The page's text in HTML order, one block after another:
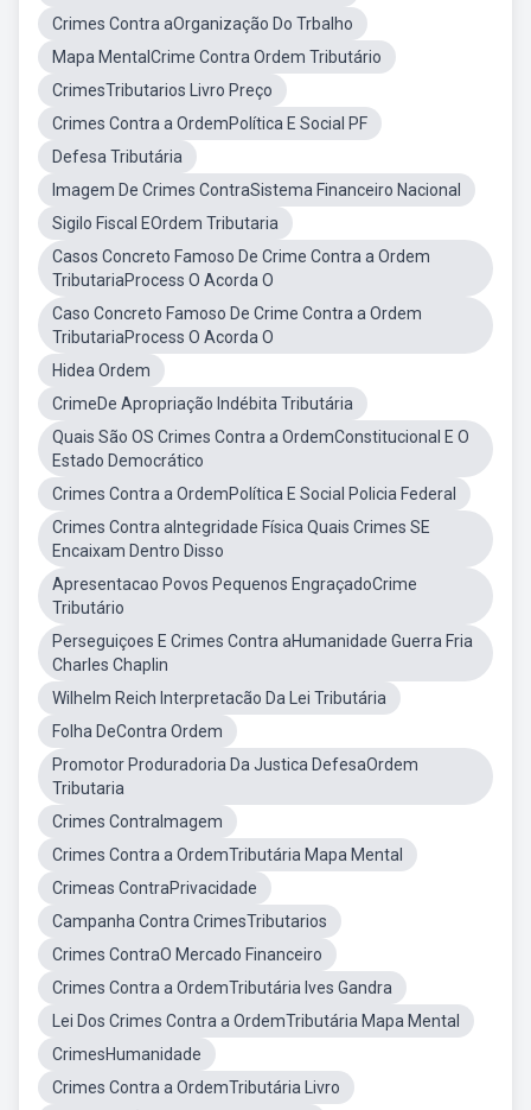
Crimes Contra aOrganização Do Trbalho
Mapa MentalCrime Contra Ordem Tributário
CrimesTributarios Livro Preço
Crimes Contra a OrdemPolítica E Social PF
Defesa Tributária
Imagem De Crimes ContraSistema Financeiro Nacional
Sigilo Fiscal EOrdem Tributaria
Casos Concreto Famoso De Crime Contra a Ordem
TributariaProcess O Acorda O
Caso Concreto Famoso De Crime Contra a Ordem
TributariaProcess O Acorda O
Hidea Ordem
CrimeDe Apropriação Indébita Tributária
Quais São OS Crimes Contra a OrdemConstitucional E O
Estado Democrático
Crimes Contra a OrdemPolítica E Social Policia Federal
Crimes Contra aIntegridade Física Quais Crimes SE
Encaixam Dentro Disso
Apresentacao Povos Pequenos EngraçadoCrime
Tributário
Perseguiçoes E Crimes Contra aHumanidade Guerra Fria
Charles Chaplin
Wilhelm Reich Interpretacão Da Lei Tributária
Folha DeContra Ordem
Promotor Produradoria Da Justica DefesaOrdem
Tributaria
Crimes ContraImagem
Crimes Contra a OrdemTributária Mapa Mental
Crimeas ContraPrivacidade
Campanha Contra CrimesTributarios
Crimes ContraO Mercado Financeiro
Crimes Contra a OrdemTributária Ives Gandra
Lei Dos Crimes Contra a OrdemTributária Mapa Mental
CrimesHumanidade
Crimes Contra a OrdemTributária Livro